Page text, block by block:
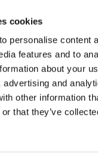
cookies
personalise content
features and to
about your
advertising and
other information
that they’ve
Limited